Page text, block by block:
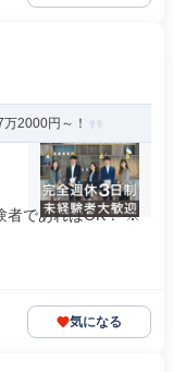
2000円～！
者であればOK！ ※
気になる